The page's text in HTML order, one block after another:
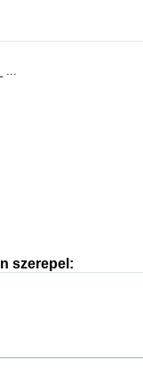
...
szerepel: